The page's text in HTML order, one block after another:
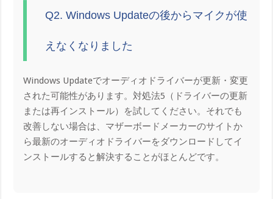
Q2. Windows Updateの後からマイクが使
えなくなりました
Windows Updateでオーディオドライバーが更新・変更
された可能性があります。対処法5（ドライバーの更新
または再インストール）を試してください。それでも
改善しない場合は、マザーボードメーカーのサイトか
ら最新のオーディオドライバーをダウンロードしてイ
ンストールすると解決することがほとんどです。